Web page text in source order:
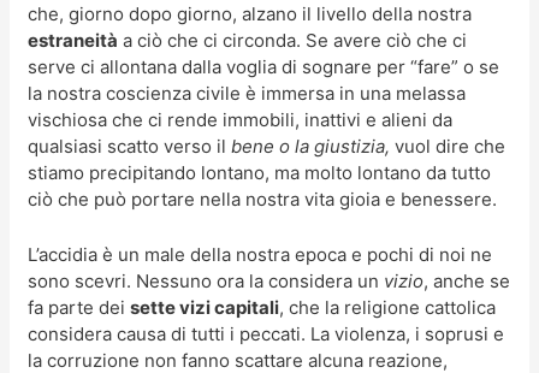
che, giorno dopo giorno, alzano il livello della nostra
estraneità a ciò che ci circonda. Se avere ciò che ci
serve ci allontana dalla voglia di sognare per “fare” o se
la nostra coscienza civile è immersa in una melassa
vischiosa che ci rende immobili, inattivi e alieni da
qualsiasi scatto verso ilbene o la giustizia,vuol dire che
stiamo precipitando lontano, ma molto lontano da tutto
ciò che può portare nella nostra vita gioia e benessere.
L’accidia è un male della nostra epoca e pochi di noi ne
sono scevri. Nessuno ora la considera un vizio, anche se
fa parte deisette vizi capitali, che la religione cattolica
considera causa di tutti i peccati. La violenza, i soprusi e
la corruzione non fanno scattare alcuna reazione,